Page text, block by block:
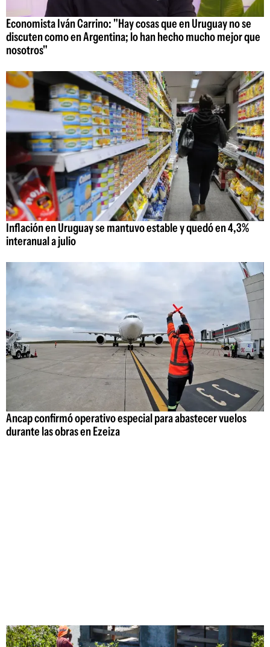
Economista Iván Carrino: "Hay cosas que en Uruguay no se
discuten como en Argentina; lo han hecho mucho mejor que
nosotros"
Inflación en Uruguay se mantuvo estable y quedó en 4,3%
interanual a julio
Ancap confirmó operativo especial para abastecer vuelos
durante las obras en Ezeiza